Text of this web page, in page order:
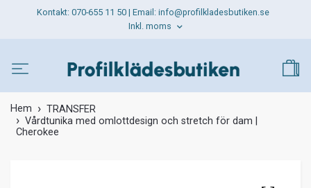
Kontakt: 070-655 11 50 | Email: info@profilkladesbutiken.se
Inkl. moms
Hem
TRANSFER
Vårdtunika med omlottdesign och stretch för dam |
Cherokee